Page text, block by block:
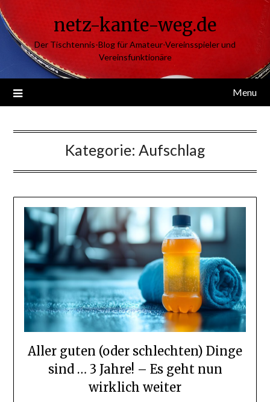
Skip
to
content
netz-kante-weg.de
Der Tischtennis-Blog für Amateur-Vereinsspieler und
Vereinsfunktionäre
Menu
Kategorie: Aufschlag
Aller guten (oder schlechten) Dinge
sind … 3 Jahre! – Es geht nun
wirklich weiter